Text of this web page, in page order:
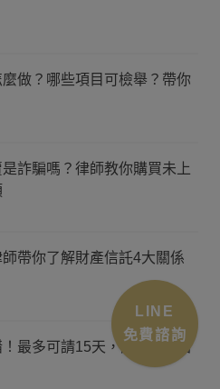
做？哪些項目可檢舉？帶你
詐騙嗎？律師教你購買未上
帶你了解財產信託4大關係
最多可請15天，請錯小心會
LINE
免費諮詢